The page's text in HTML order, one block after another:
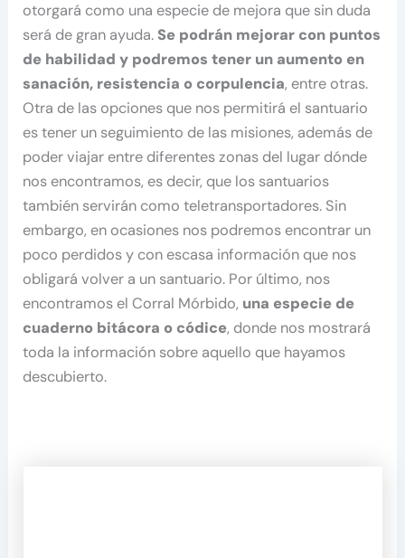
otorgará como una especie de mejora que sin duda
será de gran ayuda. Se podrán mejorar con puntos
de habilidad y podremos tener un aumento en
sanación, resistencia o corpulencia, entre otras.
Otra de las opciones que nos permitirá el santuario
es tener un seguimiento de las misiones, además de
poder viajar entre diferentes zonas del lugar dónde
nos encontramos, es decir, que los santuarios
también servirán como teletransportadores. Sin
embargo, en ocasiones nos podremos encontrar un
poco perdidos y con escasa información que nos
obligará volver a un santuario. Por último, nos
encontramos el Corral Mórbido, una especie de
cuaderno bitácora o códice, donde nos mostrará
toda la información sobre aquello que hayamos
descubierto.